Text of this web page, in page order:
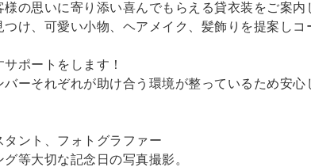
の思いに寄り添い喜んでもらえる貸衣装をご案内
け、可愛い小物、ヘアメイク、髪飾りを提案しコ
ポートをします！
ーそれぞれが助け合う環境が整っているため安心
ント、フォトグラファー
等大切な記念日の写真撮影。